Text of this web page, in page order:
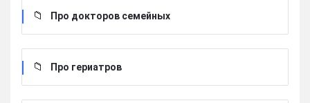
Про докторов семейных
Про гериатров